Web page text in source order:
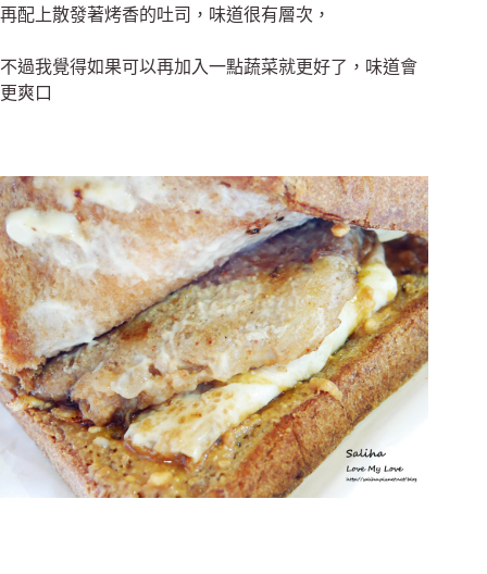
再配上散發著烤香的吐司，味道很有層次，
不過我覺得如果可以再加入一點蔬菜就更好了，味道會
更爽口